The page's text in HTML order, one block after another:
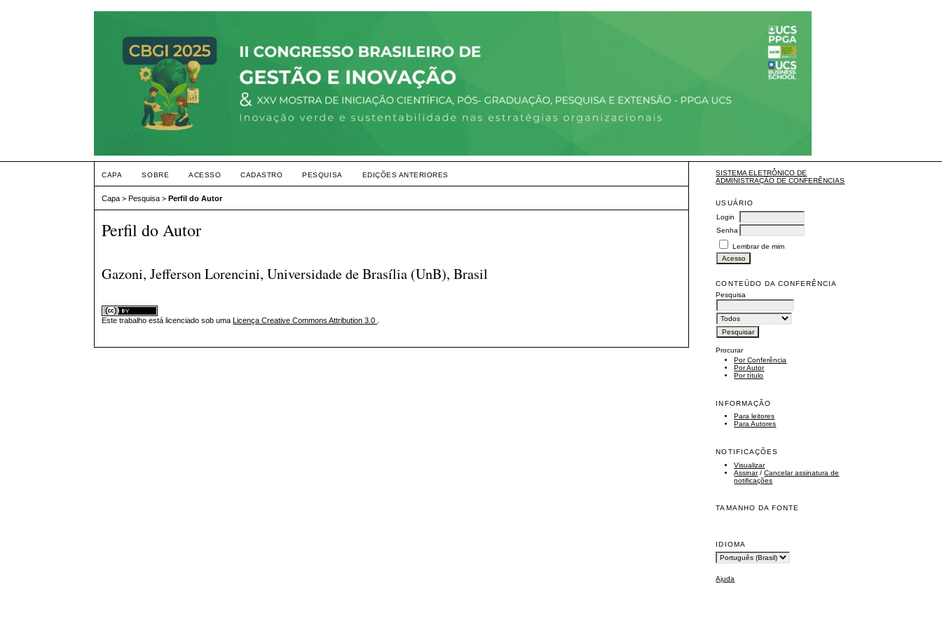
SISTEMA ELETRÔNICO DE
ADMINISTRAÇÃO DE CONFERÊNCIAS
USUÁRIO
Login
Senha
Lembrar de mim
CONTEÚDO DA CONFERÊNCIA
Pesquisa
Procurar
Por Conferência
Por Autor
Por título
INFORMAÇÃO
Para leitores
Para Autores
NOTIFICAÇÕES
Visualizar
Assinar/Cancelar assinatura de
notificações
TAMANHO DA FONTE
IDIOMA
Ajuda
CAPA SOBRE ACESSO CADASTRO PESQUISA EDIÇÕES ANTERIORES
Capa >Pesquisa >Perfil do Autor
Perfil do Autor
Gazoni, Jefferson Lorencini, Universidade de Brasília (UnB), Brasil
Este trabalho está licenciado sob uma Licença Creative Commons Attribution 3.0